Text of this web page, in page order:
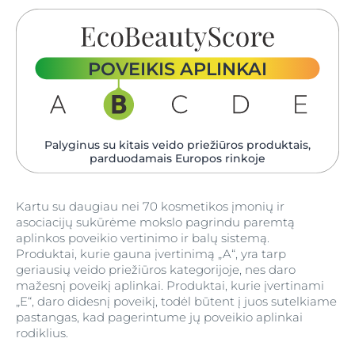
POVEIKIS APLINKAI
Palyginus su kitais veido priežiūros produktais,
parduodamais Europos rinkoje
Kartu su daugiau nei 70 kosmetikos įmonių ir
asociacijų sukūrėme mokslo pagrindu paremtą
aplinkos poveikio vertinimo ir balų sistemą.
Produktai, kurie gauna įvertinimą „A“, yra tarp
geriausių veido priežiūros kategorijoje, nes daro
mažesnį poveikį aplinkai. Produktai, kurie įvertinami
„E“, daro didesnį poveikį, todėl būtent į juos sutelkiame
pastangas, kad pagerintume jų poveikio aplinkai
rodiklius.